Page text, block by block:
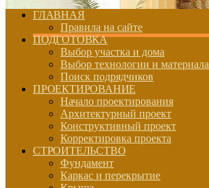
ГЛАВНАЯ
Правила на сайте
ПОДГОТОВКА
Выбор участка и дома
Выбор технологии и материала
Поиск подрядчиков
ПРОЕКТИРОВАНИЕ
Начало проектирования
Архитектурный проект
Конструктивный проект
Корректировка проекта
СТРОИТЕЛЬСТВО
Фундамент
Каркас и перекрытие